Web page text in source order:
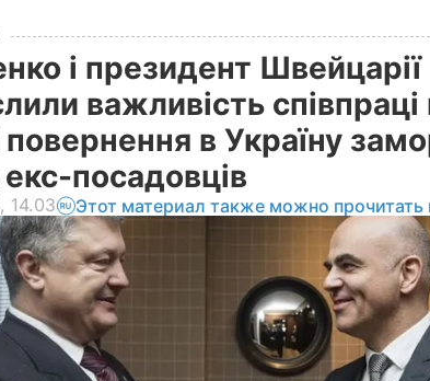
і президент Швейцарії
важливість співпраці
повернення в Україну
екс-посадовців
14.03 Этот материал также можно прочитать